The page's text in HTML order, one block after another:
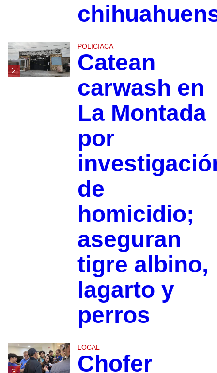
2
POLICIACA
Catean
carwash en
La Montada
por
de
homicidio;
aseguran
tigre albino,
lagarto y
perros
LOCAL
Chofer